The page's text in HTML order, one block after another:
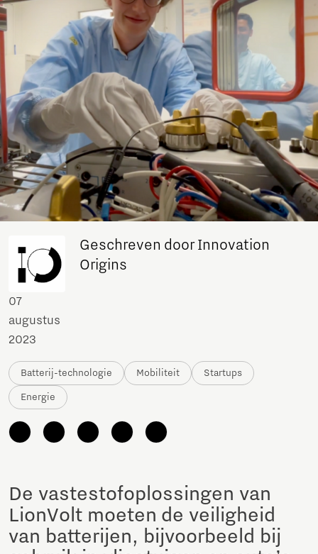
Geschreven door Innovation
Origins
07
augustus
2023
Batterij-technologie Mobiliteit Startups
Energie
De vastestofoplossingen van
LionVolt moeten de veiligheid
van batterijen, bijvoorbeeld bij